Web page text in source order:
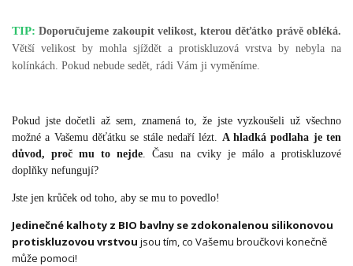
TIP:Doporučujeme zakoupit velikost, kterou děťátko právě obléká.
Větší velikost by mohla sjíždět a protiskluzová vrstva by nebyla na
kolínkách. Pokud nebude sedět, rádi Vám ji vyměníme.
Pokud jste dočetli až sem, znamená to, že jste vyzkoušeli už všechno
možné a Vašemu děťátku se stále nedaří lézt. A hladká podlaha je ten
důvod, proč mu to nejde . Času na cviky je málo a protiskluzové
doplňky nefungují?
Jste jen krůček od toho, aby se mu to povedlo!
Jedinečné kalhoty z BIO bavlny se zdokonalenou silikonovou
protiskluzovou vrstvou jsou tím, co Vašemu broučkovi konečně
může pomoci!